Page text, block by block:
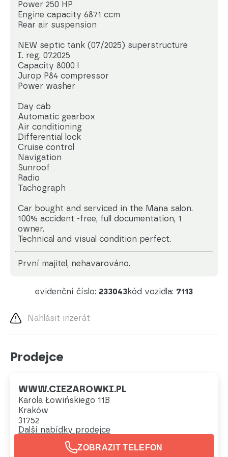
Power 250 HP
Engine capacity 6871 ccm
Rear air suspension
NEW septic tank (07/2025) superstructure
I. reg. 07.2025
Capacity 8000 l
Jurop P84 compressor
Power washer
Day cab
Automatic gearbox
Air conditioning
Differential lock
Cruise control
Navigation
Sunroof
Radio
Tachograph
Car bought and serviced in the Mana salon.
100% accident -free, full documentation, 1
owner.
Technical and visual condition perfect.
první majitel, nehavarováno.
evidenční číslo: 233043kód vozidla: 7113
Nahlásit inzerát
Prodejce
WWW.CIEZAROWKI.PL
Karola Łowińskiego 11B
Kraków
31752
Další nabídky prodejce
ZOBRAZIT TELEFON